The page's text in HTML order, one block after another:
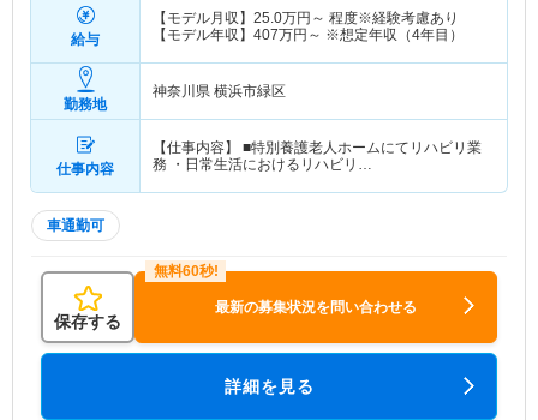
給与
【モデル月収】 25.0万円～ 程度※経験考慮あり
【モデル年収】 407万円～ ※想定年収（4年目）
勤務地
神奈川県 横浜市緑区
仕事内容
【仕事内容】 ■特別養護老人ホームにてリハビリ業
務 ・日常生活におけるリハビリ…
車通勤可
保存する
最新の募集状況を問い合わせる
詳細を見る